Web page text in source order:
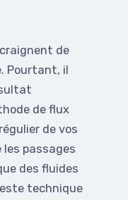
de
Pourtant, il
de flux
de vos
passages
des fluides
technique